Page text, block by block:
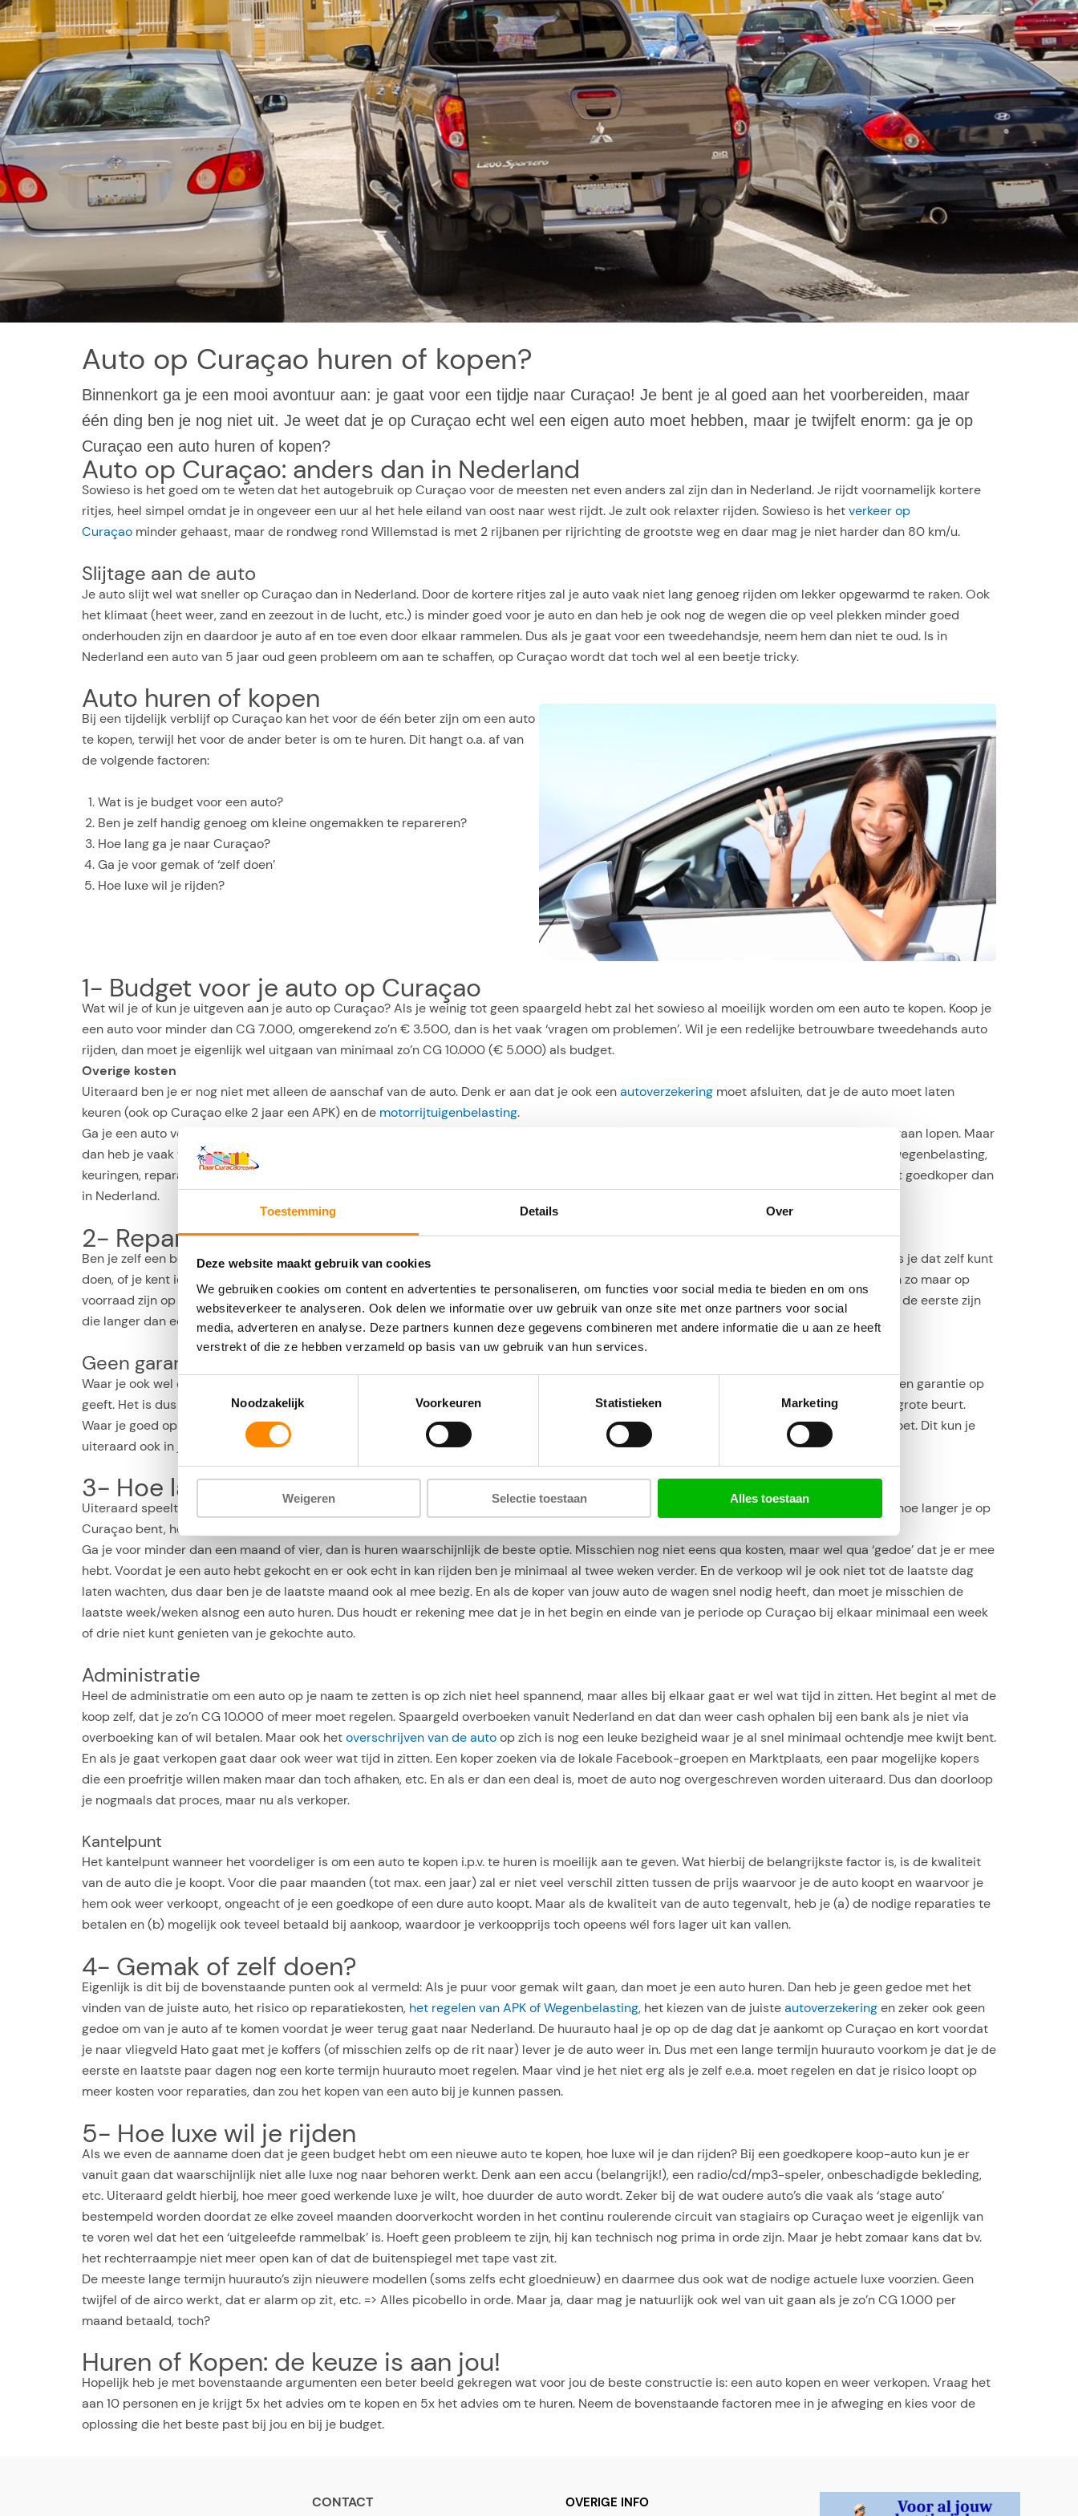
Toestemming Details Over
Deze website maakt gebruik van cookies
We gebruiken cookies om content en advertenties te personaliseren, om functies voor social media te bieden en om ons
websiteverkeer te analyseren. Ook delen we informatie over uw gebruik van onze site met onze partners voor social
media, adverteren en analyse. Deze partners kunnen deze gegevens combineren met andere informatie die u aan ze heeft
verstrekt of die ze hebben verzameld op basis van uw gebruik van hun services.
Toestemmingsselectie
Noodzakelijk
Voorkeuren Statistieken Marketing
Weigeren Selectie toestaan Alles toestaan
Auto op Curaçao huren of kopen?
Binnenkort ga je een mooi avontuur aan: je gaat voor een tijdje naar Curaçao! Je bent je al goed aan het voorbereiden, maar
één ding ben je nog niet uit. Je weet dat je op Curaçao echt wel een eigen auto moet hebben, maar je twijfelt enorm: ga je op
Curaçao een auto huren of kopen?
Auto op Curaçao: anders dan in Nederland
Sowieso is het goed om te weten dat het autogebruik op Curaçao voor de meesten net even anders zal zijn dan in Nederland. Je rijdt voornamelijk kortere
ritjes, heel simpel omdat je in ongeveer een uur al het hele eiland van oost naar west rijdt. Je zult ook relaxter rijden. Sowieso is hetverkeer op
Curaçao minder gehaast, maar de rondweg rond Willemstad is met 2 rijbanen per rijrichting de grootste weg en daar mag je niet harder dan 80 km/u.
Slijtage aan de auto
Je auto slijt wel wat sneller op Curaçao dan in Nederland. Door de kortere ritjes zal je auto vaak niet lang genoeg rijden om lekker opgewarmd te raken. Ook
het klimaat (heet weer, zand en zeezout in de lucht, etc.) is minder goed voor je auto en dan heb je ook nog de wegen die op veel plekken minder goed
onderhouden zijn en daardoor je auto af en toe even door elkaar rammelen. Dus als je gaat voor een tweedehandsje, neem hem dan niet te oud. Is in
Nederland een auto van 5 jaar oud geen probleem om aan te schaffen, op Curaçao wordt dat toch wel al een beetje tricky.
Auto huren of kopen
Bij een tijdelijk verblijf op Curaçao kan het voor de één beter zijn om een auto
te kopen, terwijl het voor de ander beter is om te huren. Dit hangt o.a. af van
de volgende factoren:
Wat is je budget voor een auto?
Ben je zelf handig genoeg om kleine ongemakken te repareren?
Hoe lang ga je naar Curaçao?
Ga je voor gemak of ‘zelf doen’
Hoe luxe wil je rijden?
1- Budget voor je auto op Curaçao
Wat wil je of kun je uitgeven aan je auto op Curaçao? Als je weinig tot geen spaargeld hebt zal het sowieso al moeilijk worden om een auto te kopen. Koop je
een auto voor minder dan CG 7.000, omgerekend zo’n € 3.500, dan is het vaak ‘vragen om problemen’. Wil je een redelijke betrouwbare tweedehands auto
rijden, dan moet je eigenlijk wel uitgaan van minimaal zo’n CG 10.000 (€ 5.000) als budget.
Overige kosten
Uiteraard ben je er nog niet met alleen de aanschaf van de auto. Denk er aan dat je ook eenautoverzekering moet afsluiten, dat je de auto moet laten
keuren (ook op Curaçao elke 2 jaar een APK) en de motorrijtuigenbelasting.
Ga je een auto voor lange termijn huren op Curaçao, dan betaal je rond de CG 1.000 (€ 500) per maand. Elke maand weer, dus dat kan op gaan lopen. Maar
dan heb je vaak wel een auto in prima conditie (vaak nog redelijk nieuw) en uiteraard zit alles in die maandelijkse huurtermijn: verzekering, wegenbelasting,
keuringen, reparaties en meestal ook wel pechhulp. Het enige dat je zelf nog moet betalen is de brandstof, maar die is gelukkig bijna de helft goedkoper dan
in Nederland.
2- Reparaties aan je auto
Ben je zelf een beetje handig om een auto te kunnen repareren? Weet dat op Curaçao auto’s wat sneller een reparatie nodig hebben, dus als je dat zelf kunt
doen, of je kent iemand die dit gratis voor je kan doen, dan scheelt dat weer in de kosten. Denk er wel aan dat lang niet alle auto-onderdelen zo maar op
voorraad zijn op Curaçao. Check eerst of er
lokale garages
zijn van het automerk dat je wilt kopen als je er zelf aan wilt sleutelen. Je zult niet de eerste zijn
die langer dan een maand moet wachten op een specifiek auto-onderdeel.
Geen garantie!
Waar je ook wel op moet letten als je een tweedehands auto koopt op Curaçao bij een handelaar, dat hij de auto’s niet opknapt en er ook geen garantie op
geeft. Het is dus goed mogelijk dat je een auto koopt die direct al niet door de APK keuring zou komen of die binnen 50 km al toe is aan een grote beurt.
Waar je goed op moet letten zijn o.a. de staat van de banden (autobanden slijten snel op Curaçao) en controleer of de airco het nog goed doet. Dit kun je
uiteraard ook in je voordeel gebruiken: Elk mankement is weer een argument om de prijs lager te krijgen.
3- Hoe lang ben je op Curaçao
Uiteraard speelt de tijd die je op Curaçao bent ook mee in de afweging om een auto te kopen of voor lange termijn te huren. Sowieso geldt: hoe langer je op
Curaçao bent, hoe interessanter het is om een auto te kopen. Of beter gezegd, hoe minder interessant het wordt om lange termijn te huren
Ga je voor minder dan een maand of vier, dan is huren waarschijnlijk de beste optie. Misschien nog niet eens qua kosten, maar wel qua ‘gedoe’ dat je er mee
hebt. Voordat je een auto hebt gekocht en er ook echt in kan rijden ben je minimaal al twee weken verder. En de verkoop wil je ook niet tot de laatste dag
laten wachten, dus daar ben je de laatste maand ook al mee bezig. En als de koper van jouw auto de wagen snel nodig heeft, dan moet je misschien de
laatste week/weken alsnog een auto huren. Dus houdt er rekening mee dat je in het begin en einde van je periode op Curaçao bij elkaar minimaal een week
of drie niet kunt genieten van je gekochte auto.
Administratie
Heel de administratie om een auto op je naam te zetten is op zich niet heel spannend, maar alles bij elkaar gaat er wel wat tijd in zitten. Het begint al met de
koop zelf, dat je zo’n CG 10.000 of meer moet regelen. Spaargeld overboeken vanuit Nederland en dat dan weer cash ophalen bij een bank als je niet via
overboeking kan of wil betalen. Maar ook hetoverschrijven van de autoop zich is nog een leuke bezigheid waar je al snel minimaal ochtendje mee kwijt bent.
En als je gaat verkopen gaat daar ook weer wat tijd in zitten. Een koper zoeken via de lokale Facebook-groepen en Marktplaats, een paar mogelijke kopers
die een proefritje willen maken maar dan toch afhaken, etc. En als er dan een deal is, moet de auto nog overgeschreven worden uiteraard. Dus dan doorloop
je nogmaals dat proces, maar nu als verkoper.
Kantelpunt
Het kantelpunt wanneer het voordeliger is om een auto te kopen i.p.v. te huren is moeilijk aan te geven. Wat hierbij de belangrijkste factor is, is de kwaliteit
van de auto die je koopt. Voor die paar maanden (tot max. een jaar) zal er niet veel verschil zitten tussen de prijs waarvoor je de auto koopt en waarvoor je
hem ook weer verkoopt, ongeacht of je een goedkope of een dure auto koopt. Maar als de kwaliteit van de auto tegenvalt, heb je (a) de nodige reparaties te
betalen en (b) mogelijk ook teveel betaald bij aankoop, waardoor je verkoopprijs toch opeens wél fors lager uit kan vallen.
4- Gemak of zelf doen?
Eigenlijk is dit bij de bovenstaande punten ook al vermeld: Als je puur voor gemak wilt gaan, dan moet je een auto huren. Dan heb je geen gedoe met het
vinden van de juiste auto, het risico op reparatiekosten, het regelen van APK of Wegenbelasting, het kiezen van de juisteautoverzekeringen zeker ook geen
gedoe om van je auto af te komen voordat je weer terug gaat naar Nederland. De huurauto haal je op op de dag dat je aankomt op Curaçao en kort voordat
je naar vliegveld Hato gaat met je koffers (of misschien zelfs op de rit naar) lever je de auto weer in. Dus met een lange termijn huurauto voorkom je dat je de
eerste en laatste paar dagen nog een korte termijn huurauto moet regelen. Maar vind je het niet erg als je zelf e.e.a. moet regelen en dat je risico loopt op
meer kosten voor reparaties, dan zou het kopen van een auto bij je kunnen passen.
5- Hoe luxe wil je rijden
Als we even de aanname doen dat je geen budget hebt om een nieuwe auto te kopen, hoe luxe wil je dan rijden? Bij een goedkopere koop-auto kun je er
vanuit gaan dat waarschijnlijk niet alle luxe nog naar behoren werkt. Denk aan een accu (belangrijk!), een radio/cd/mp3-speler, onbeschadigde bekleding,
etc. Uiteraard geldt hierbij, hoe meer goed werkende luxe je wilt, hoe duurder de auto wordt. Zeker bij de wat oudere auto’s die vaak als ‘stage auto’
bestempeld worden doordat ze elke zoveel maanden doorverkocht worden in het continu roulerende circuit van stagiairs op Curaçao weet je eigenlijk van
te voren wel dat het een ‘uitgeleefde rammelbak’ is. Hoeft geen probleem te zijn, hij kan technisch nog prima in orde zijn. Maar je hebt zomaar kans dat bv.
het rechterraampje niet meer open kan of dat de buitenspiegel met tape vast zit.
De meeste lange termijn huurauto’s zijn nieuwere modellen (soms zelfs echt gloednieuw) en daarmee dus ook wat de nodige actuele luxe voorzien. Geen
twijfel of de airco werkt, dat er alarm op zit, etc. => Alles picobello in orde. Maar ja, daar mag je natuurlijk ook wel van uit gaan als je zo’n CG 1.000 per
maand betaald, toch?
Huren of Kopen: de keuze is aan jou!
Hopelijk heb je met bovenstaande argumenten een beter beeld gekregen wat voor jou de beste constructie is: een auto kopen en weer verkopen. Vraag het
aan 10 personen en je krijgt 5x het advies om te kopen en 5x het advies om te huren. Neem de bovenstaande factoren mee in je afweging en kies voor de
oplossing die het beste past bij jou en bij je budget.
CONTACT
OVERIGE INFO